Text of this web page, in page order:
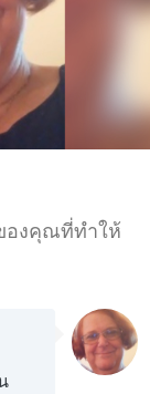
องคุณที่ทำให้